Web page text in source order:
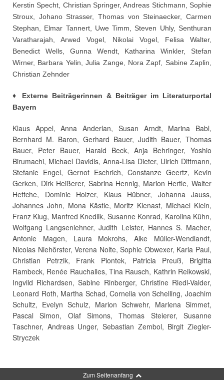
Kerstin Specht, Christian Springer, Andreas Stichmann, Sophie
Stroux, Johano Strasser, Thomas von Steinaecker, Carmen
Stephan, Elmar Tannert, Uwe Timm, Steven Uhly, Senthuran
Varatharajah, Arwed Vogel, Nikolai Vogel, Felisa Walter,
Benedict Wells, Gunna Wendt, Katharina Winkler, Stefan
Wirner, Barbara Yelin, Julia Zange, Nora Zapf, Sabine Zaplin,
Christian Zehnder
♦ Externe Beiträgerinnen & Beiträger im Literaturportal
Bayern
Klaus Appel, Anna Anderlan, Susan Arndt, Marina Babl,
Bernhard M. Baron, Gerhard Bauer, Judith Bauer, Thomas
Bauer, Peter Bauer, Harald Beck, Anja Behringer, Yoshio
Birumachi, Michael Davidis, Anna-Lisa Dieter, Ulrich Dittmann,
Stefanie Engel, Gernot Eschrich, Constanze Geertz, Kevin
Gerken, Dirk Heißerer, Sabrina Hennig, Marion Hertle, Walter
Hettche, Dominic Holzer, Klaus Hübner, Johanna Jauss,
Johannes John, Mona Kästle, Moritz Kienast, Michael Klein,
Franz Klug, Manfred Knedlik, Susanne Konrad, Karolina Kühn,
Wolfgang Langsenlehner, Judith Leister, Hannes S. Macher,
Antonie Magen, Laura Mokrohs, Alke Müller-Wendlandt,
Nicolas Niehörster, Verena Nolte, Sophie Obwexer, Karla Paul,
Christian Petrzik, Frank Piontek, Patricia Preuß, Brigitta
Rambeck, Renée Rauchalles, Tina Rausch, Kathrin Reikowski,
Ingvild Richardsen, Sabine Rinberger, Christine Riedl-Valder,
Leonard Roth, Martha Schad, Cornelia von Schelling, Joachim
Schultz, Evelyn Schulz, Marion Schwehr, Marlena Simmet,
Pascal Simon, Olaf Simons, Thomas Steierer, Susanne
Taschner, Andreas Unger, Sebastian Zembol, Birgit Ziegler-
Stryczek
Zum Seitenanfang